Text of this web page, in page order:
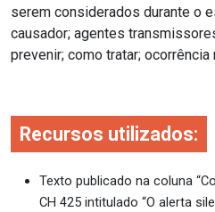
serem considerados durante o
causador; agentes
prevenir; como tratar; ocorrência
Recursos utilizados:
Texto publicado na coluna
CH 425 intitulado “O alerta